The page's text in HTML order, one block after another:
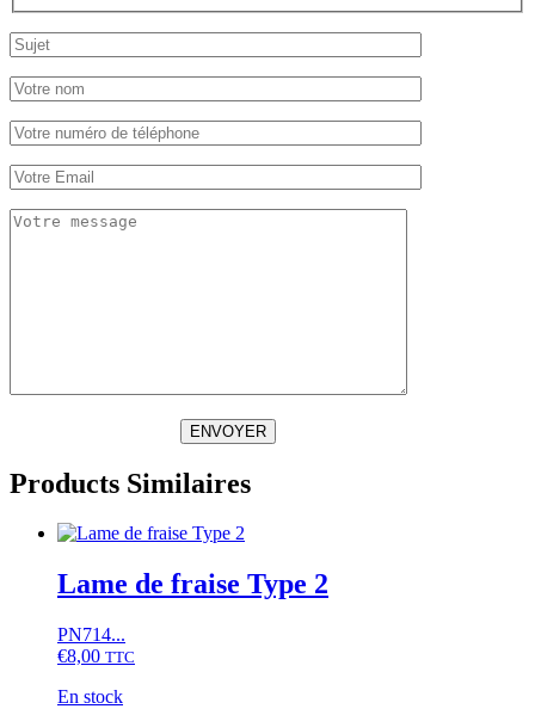
ENVOYER
Products Similaires
Lame de fraise Type 2
PN714...
€8,00 TTC
En stock